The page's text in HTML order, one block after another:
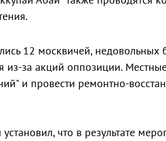
12 москвичей, недовольных
за акций оппозиции.
и провести ремонтно-
что в результате